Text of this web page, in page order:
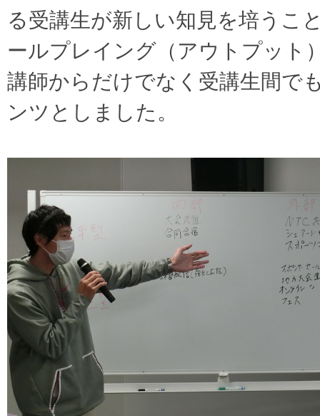
る受講生が新しい知見を培うこ
ールプレイング（アウトプット
講師からだけでなく受講生間で
ンツとしました。